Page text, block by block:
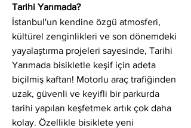
Tarihi Yarımada?
İstanbul'un kendine özgü atmosferi,
kültürel zenginlikleri ve son dönemdeki
yayalaştırma projeleri sayesinde, Tarihi
Yarımada bisikletle keşif için adeta
biçilmiş kaftan! Motorlu araç trafiğinden
uzak, güvenli ve keyifli bir parkurda
tarihi yapıları keşfetmek artık çok daha
kolay. Özellikle bisiklete yeni